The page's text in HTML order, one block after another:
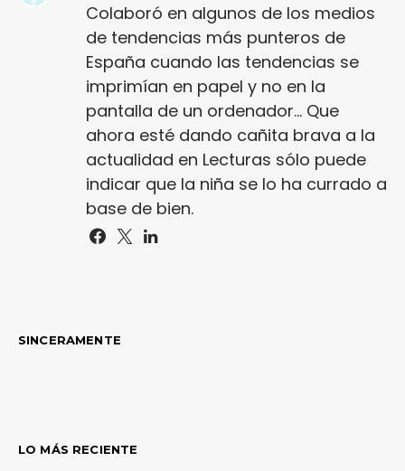
Colaboró en algunos de los medios
de tendencias más punteros de
España cuando las tendencias se
imprimían en papel y no en la
pantalla de un ordenador... Que
ahora esté dando cañita brava a la
actualidad en Lecturas sólo puede
indicar que la niña se lo ha currado a
base de bien.
SINCERAMENTE
LO MÁS RECIENTE
¿Te gusta
Pues, ahora que esta web está
puede interesarte que la